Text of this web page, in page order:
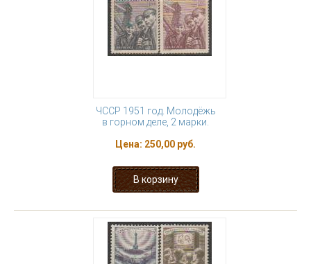
ЧССР 1951 год. Молодёжь
в горном деле, 2 марки.
Цена: 250,00 руб.